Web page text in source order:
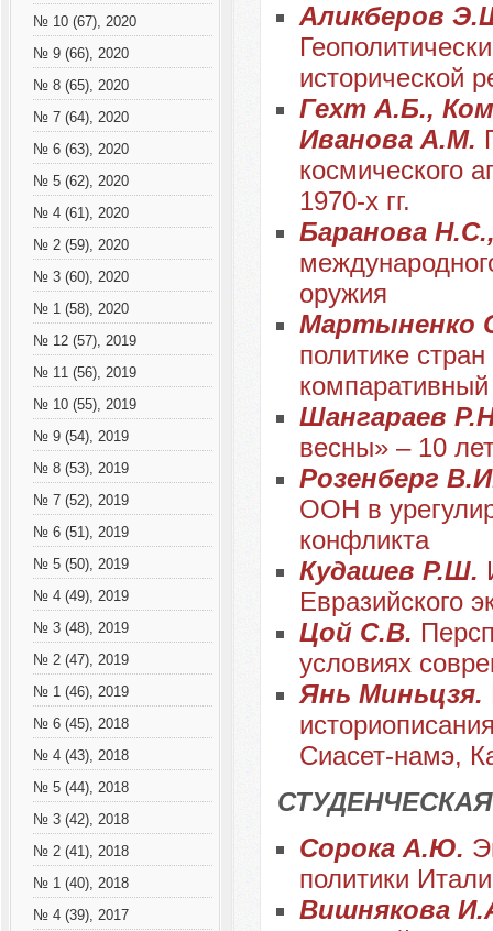
№ 10 (67), 2020
№ 9 (66), 2020
№ 8 (65), 2020
№ 7 (64), 2020
№ 6 (63), 2020
№ 5 (62), 2020
№ 4 (61), 2020
№ 2 (59), 2020
№ 3 (60), 2020
№ 1 (58), 2020
№ 12 (57), 2019
№ 11 (56), 2019
№ 10 (55), 2019
№ 9 (54), 2019
№ 8 (53), 2019
№ 7 (52), 2019
№ 6 (51), 2019
№ 5 (50), 2019
№ 4 (49), 2019
№ 3 (48), 2019
№ 2 (47), 2019
№ 1 (46), 2019
№ 6 (45), 2018
№ 4 (43), 2018
№ 5 (44), 2018
№ 3 (42), 2018
№ 2 (41), 2018
№ 1 (40), 2018
№ 4 (39), 2017
Аликберов
исторической
Гехт А.Б.,
Иванова А.М.
космического
1970-х гг.
Баранова
оружия
Мартыненко
политике
Шангараев
весны» – 10
Розенберг
ООН в
конфликта
Кудашев Р.Ш.
Евразийского
Цой С.В.
условиях
Янь Миньцзя.
Сиасет-намэ,
Сорока А.Ю.
политики
Вишнякова